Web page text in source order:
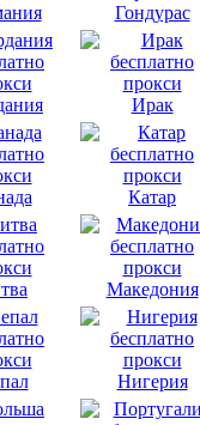
Гондурас
Ирак
Катар
Македония
Нигерия